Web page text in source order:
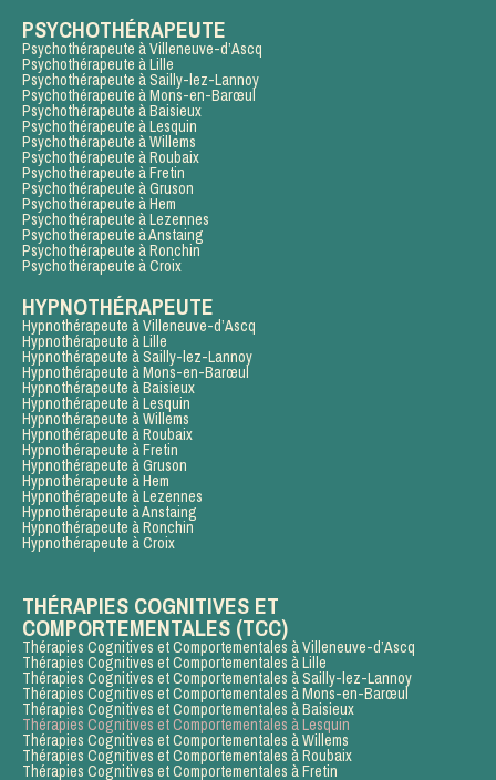
PSYCHOTHÉRAPEUTE
Psychothérapeute à Villeneuve-d’Ascq
Psychothérapeute à Lille
Psychothérapeute à Sailly-lez-Lannoy
Psychothérapeute à Mons-en-Barœul
Psychothérapeute à Baisieux
Psychothérapeute à Lesquin
Psychothérapeute à Willems
Psychothérapeute à Roubaix
Psychothérapeute à Fretin
Psychothérapeute à Gruson
Psychothérapeute à Hem
Psychothérapeute à Lezennes
Psychothérapeute à Anstaing
Psychothérapeute à Ronchin
Psychothérapeute à Croix
HYPNOTHÉRAPEUTE
Hypnothérapeute à Villeneuve-d’Ascq
Hypnothérapeute à Lille
Hypnothérapeute à Sailly-lez-Lannoy
Hypnothérapeute à Mons-en-Barœul
Hypnothérapeute à Baisieux
Hypnothérapeute à Lesquin
Hypnothérapeute à Willems
Hypnothérapeute à Roubaix
Hypnothérapeute à Fretin
Hypnothérapeute à Gruson
Hypnothérapeute à Hem
Hypnothérapeute à Lezennes
Hypnothérapeute à Anstaing
Hypnothérapeute à Ronchin
Hypnothérapeute à Croix
THÉRAPIES COGNITIVES ET
COMPORTEMENTALES (TCC)
Thérapies Cognitives et Comportementales à Villeneuve-d’Ascq
Thérapies Cognitives et Comportementales à Lille
Thérapies Cognitives et Comportementales à Sailly-lez-Lannoy
Thérapies Cognitives et Comportementales à Mons-en-Barœul
Thérapies Cognitives et Comportementales à Baisieux
Thérapies Cognitives et Comportementales à Lesquin
Thérapies Cognitives et Comportementales à Willems
Thérapies Cognitives et Comportementales à Roubaix
Thérapies Cognitives et Comportementales à Fretin